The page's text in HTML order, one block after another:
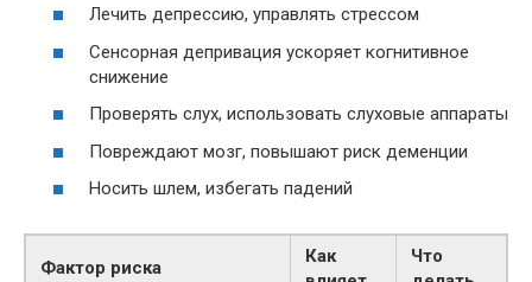
Лечить депрессию, управлять стрессом
Сенсорная депривация ускоряет когнитивное
снижение
Проверять слух, использовать слуховые аппараты
Повреждают мозг, повышают риск деменции
Носить шлем, избегать падений
Фактор риска
Как
Что